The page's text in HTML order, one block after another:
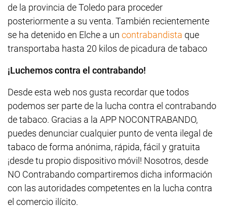
de la provincia de Toledo para proceder
posteriormente a su venta. También recientemente
se ha detenido en Elche a un contrabandista que
transportaba hasta 20 kilos de picadura de tabaco
¡Luchemos contra el contrabando!
Desde esta web nos gusta recordar que todos
podemos ser parte de la lucha contra el contrabando
de tabaco. Gracias a la APP NOCONTRABANDO,
puedes denunciar cualquier punto de venta ilegal de
tabaco de forma anónima, rápida, fácil y gratuita
¡desde tu propio dispositivo móvil! Nosotros, desde
NO Contrabando compartiremos dicha información
con las autoridades competentes en la lucha contra
el comercio ilícito.